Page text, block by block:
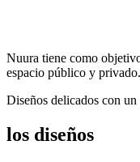
Nuura tiene como
espacio público y privado.
Diseños delicados con
los diseños